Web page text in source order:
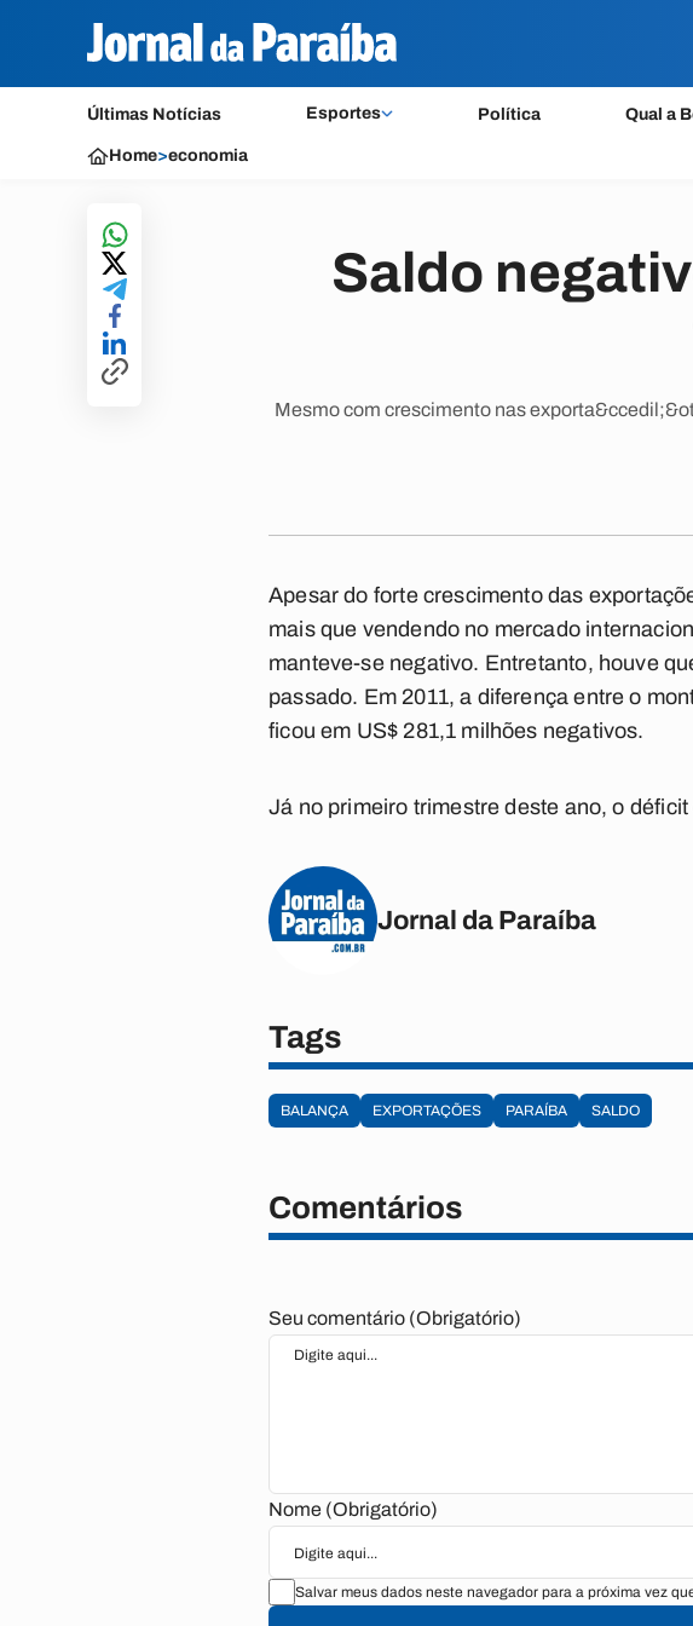
Últimas Notícias Esportes Política Qual a
Home>economia
Saldo
Mesmo com crescimento nas
Apesar do forte crescimento das
mais que vendendo no mercado
manteve-se negativo. Entretanto, houve
passado. Em 2011, a diferença entre o
ficou em US$ 281,1 milhões negativos.
Já no primeiro trimestre deste ano, o
Jornal da Paraíba
Tags
BALANÇA EXPORTAÇÕES PARAÍBA SALDO
Comentários
Seu comentário (Obrigatório)
Nome (Obrigatório)
Salvar meus dados neste navegador para a próxima vez